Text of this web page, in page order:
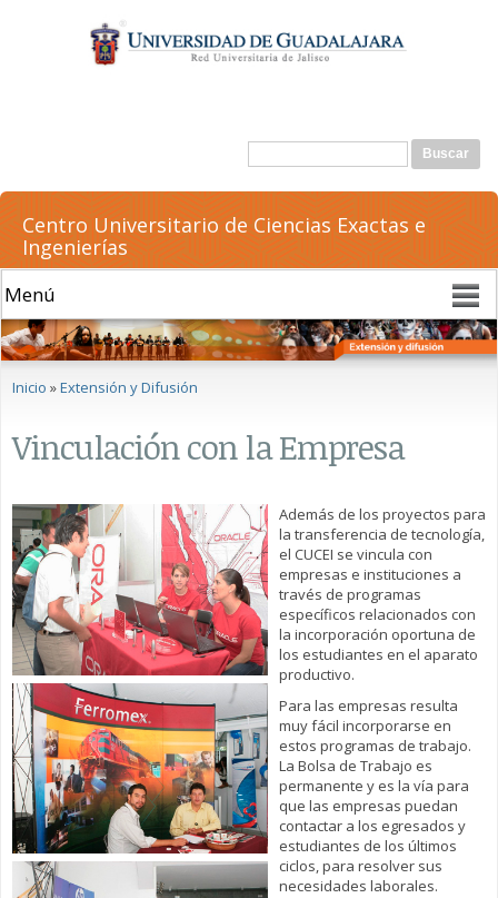
contenido
principal
Formulario de búsqueda
Buscar
Centro Universitario de Ciencias Exactas e
Ingenierías
Se encuentra usted aquí
Inicio »Extensión y Difusión
Vinculación con la Empresa
Además de los proyectos para
la transferencia de tecnología,
el CUCEI se vincula con
empresas e instituciones a
través de programas
específicos relacionados con
la incorporación oportuna de
los estudiantes en el aparato
productivo.
Para las empresas resulta
muy fácil incorporarse en
estos programas de trabajo.
La Bolsa de Trabajo es
permanente y es la vía para
que las empresas puedan
contactar a los egresados y
estudiantes de los últimos
ciclos, para resolver sus
necesidades laborales.